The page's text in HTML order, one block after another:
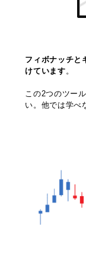
フィボナッチと
けています 。
この2つのツー
い。他では学べ